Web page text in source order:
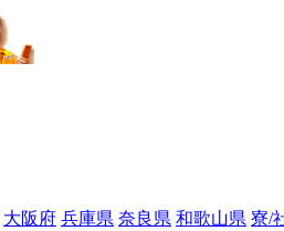
大阪府 兵庫県 奈良県 和歌山県 寮/